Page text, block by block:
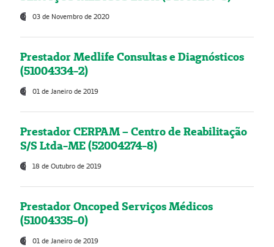
03 de Novembro de 2020
Prestador Medlife Consultas e Diagnósticos
(51004334-2)
01 de Janeiro de 2019
Prestador CERPAM – Centro de Reabilitação
S/S Ltda-ME (52004274-8)
18 de Outubro de 2019
Prestador Oncoped Serviços Médicos
(51004335-0)
01 de Janeiro de 2019